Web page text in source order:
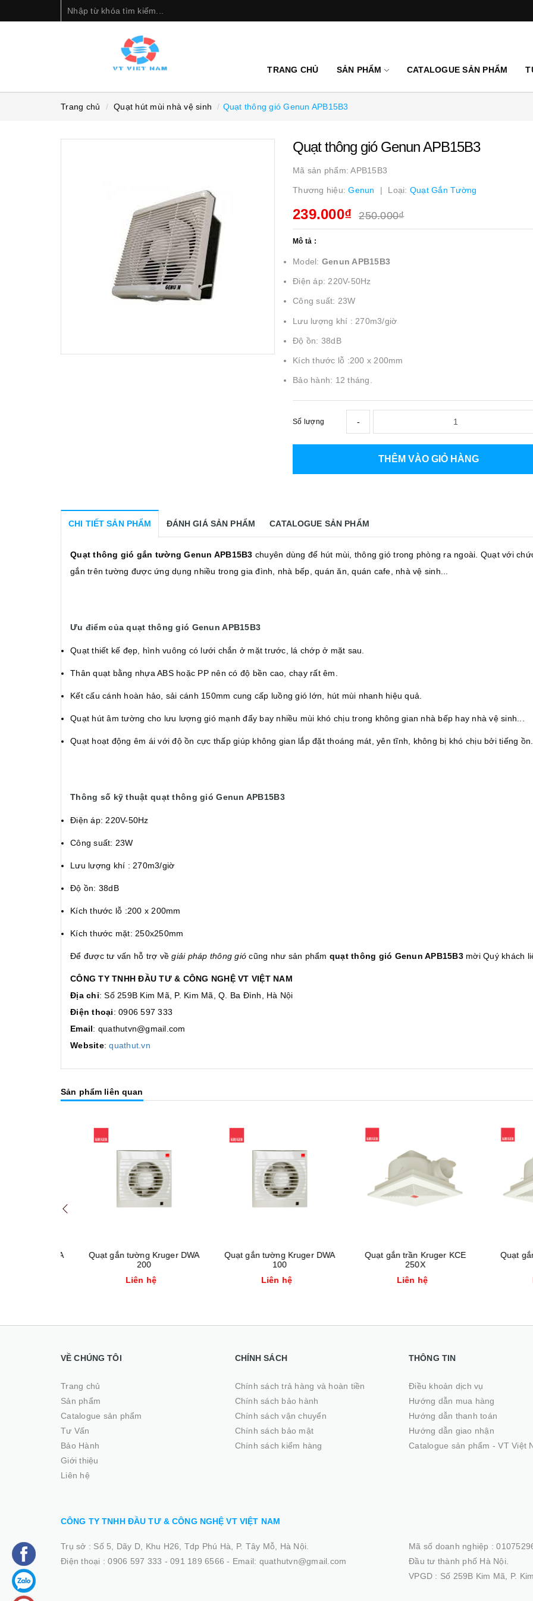
TRANG CHỦ SẢN PHẨM CATALOGUE SẢN PHẨM
Trang chủ Quạt hút mùi nhà vệ sinh Quạt thông gió Genun APB15B3
Quạt thông gió Genun APB15B3
Mã sản phẩm:APB15B3
Thương hiệu:Genun Loại: Quạt Gắn Tường
239.000₫ 250.000₫
Mô tả :
Model: Genun APB15B3
Điện áp: 220V-50Hz
Công suất: 23W
Lưu lượng khí : 270m3/giờ
Độ ồn: 38dB
Kích thước lỗ :200 x 200mm
Bảo hành: 12 tháng.
Số lượng -
THÊM VÀO GIỎ HÀNG
CHI TIẾT SẢN PHẨM ĐÁNH GIÁ SẢN PHẨM CATALOGUE SẢN PHẨM
Quạt thông gió gắn tường Genun APB15B3 chuyên dùng để hút mùi, thông gió trong phòng ra ngoài. Quạt với
gắn trên tường được ứng dụng nhiều trong gia đình, nhà bếp, quán ăn, quán cafe, nhà vệ sinh...
Ưu điểm của quạt thông gió Genun APB15B3
Quạt thiết kế đẹp, hình vuông có lưới chắn ở mặt trước, lá chớp ở mặt sau.
Thân quạt bằng nhựa ABS hoặc PP nên có độ bền cao, chạy rất êm.
Kết cấu cánh hoàn hảo, sải cánh 150mm cung cấp luồng gió lớn, hút mùi nhanh hiệu quả.
Quạt hút âm tường cho lưu lượng gió mạnh đẩy bay nhiều mùi khó chịu trong không gian nhà bếp hay nhà vệ sinh...
Quạt hoạt động êm ái với độ ồn cực thấp giúp không gian lắp đặt thoáng mát, yên tĩnh, không bị khó chịu bởi tiếng ồn.
Thông số kỹ thuật quạt thông gió Genun APB15B3
Điện áp: 220V-50Hz
Công suất: 23W
Lưu lượng khí : 270m3/giờ
Độ ồn: 38dB
Kích thước lỗ :200 x 200mm
Kích thước mặt: 250x250mm
Để được tư vấn hỗ trợ vềgiải pháp thông gió cũng như sản phẩm quạt thông gió Genun APB15B3 mời Quý khách
CÔNG TY TNHH ĐẦU TƯ & CÔNG NGHỆ VT VIỆT NAM
Địa chỉ: Số 259B Kim Mã, P. Kim Mã, Q. Ba Đình, Hà Nội
Điện thoại: 0906 597 333
Email: quathutvn@gmail.com
Website:quathut.vn
Sản phẩm liên quan
Xem nhanh Xem nhanh
Quạt gắn tường Kruger DWA
Liên hệ
Quạt gắn tường Kruger DWA
Liên hệ
Quạt gắn trần Kruger KCE
250X
Liên hệ
Quạt gắn
VỀ CHÚNG TÔI
Trang chủ
Sản phẩm
Catalogue sản phẩm
Tư Vấn
Bảo Hành
Giới thiệu
Liên hệ
CHÍNH SÁCH
Chính sách trả hàng và hoàn tiền
Chính sách bảo hành
Chính sách vận chuyển
Chính sách bảo mật
Chính sách kiểm hàng
THÔNG TIN
Điều khoản dịch vụ
Hướng dẫn mua hàng
Hướng dẫn thanh toán
Hướng dẫn giao nhận
Catalogue sản phẩm - VT Việt
CÔNG TY TNHH ĐẦU TƯ & CÔNG NGHỆ VT VIỆT NAM
Trụ sở : Số 5, Dãy D, Khu H26, Tdp Phú Hà, P. Tây Mỗ, Hà Nội.
Điện thoại :0906 597 333 - 091 189 6566 - Email: quathutvn@gmail.com
Mã số doanh nghiệp :
Đầu tư thành phố Hà Nội.
VPGD : Số 259B Kim Mã, P.